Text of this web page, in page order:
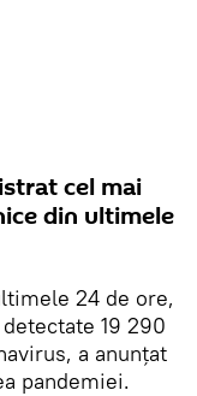
cel mai
din ultimele
24 de ore,
19 290
a anunțat
pandemiei.